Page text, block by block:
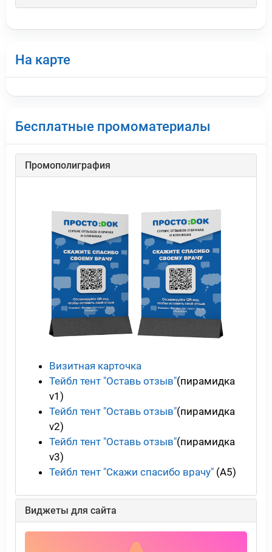
На карте
Бесплатные промоматериалы
Промополиграфия
Визитная карточка
Тейбл тент "Оставь отзыв"(пирамидка
v1)
Тейбл тент "Оставь отзыв"(пирамидка
v2)
Тейбл тент "Оставь отзыв"(пирамидка
v3)
Тейбл тент "Скажи спасибо врачу" (А5)
Виджеты для сайта